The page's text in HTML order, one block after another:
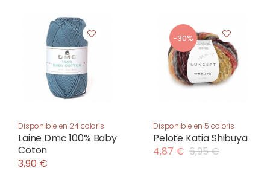
Disponible en 24 coloris
Laine Dmc 100% Baby
Coton
3,90 €
-30%
Disponible en 5 coloris
Pelote Katia Shibuya
4,87 € 6,95 €